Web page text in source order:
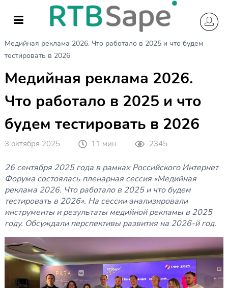
content
Медийная реклама 2026. Что работало в 2025 и что будем
тестировать в 2026
Медийная реклама 2026.
Что работало в 2025 и что
будем тестировать в 2026
3 октября 2025 11 мин 2345
26 сентября 2025 года в рамках Российского Интернет
Форума состоялась пленарная сессия «Медийная
реклама 2026. Что работало в 2025 и что будем
тестировать в 2026». На сессии анализировали
инструменты и результаты медийной рекламы в 2025
году. Обсуждали перспективы развития на 2026-й год.